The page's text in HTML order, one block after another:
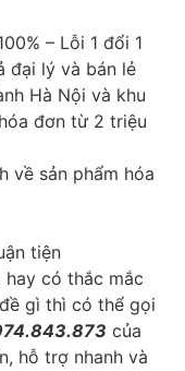
– Lỗi 1 đổi 1
đại lý và bán lẻ
Hà Nội và khu
đơn từ 2 triệu
về sản phẩm hóa
tiện
hay có thắc mắc
gì thì có thể gọi
của
hỗ trợ nhanh và